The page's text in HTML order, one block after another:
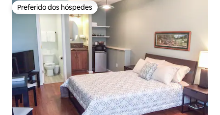
Preferido dos hóspedes
Preferido dos hóspedes